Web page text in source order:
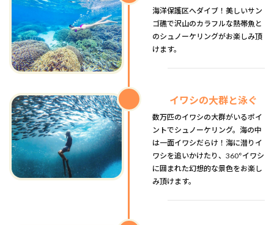
海洋保護区へダイブ！美しいサン
ゴ礁で沢山のカラフルな熱帯魚と
のシュノーケリングがお楽しみ頂
けます。
イワシの大群と泳ぐ
数万匹のイワシの大群がいるポイ
ントでシュノーケリング。海の中
は一面イワシだらけ！海に潜りイ
ワシを追いかけたり、360°イワシ
に囲まれた幻想的な景色をお楽し
み頂けます。